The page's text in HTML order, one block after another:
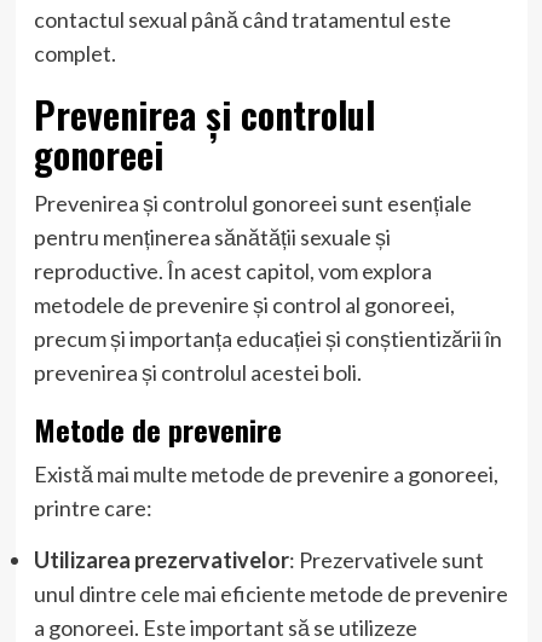
contactul sexual până când tratamentul este
complet.
Prevenirea și controlul
gonoreei
Prevenirea și controlul gonoreei sunt esențiale
pentru menținerea sănătății sexuale și
reproductive. În acest capitol, vom explora
metodele de prevenire și control al gonoreei,
precum și importanța educației și conștientizării în
prevenirea și controlul acestei boli.
Metode de prevenire
Există mai multe metode de prevenire a gonoreei,
printre care:
Utilizarea prezervativelor: Prezervativele sunt
unul dintre cele mai eficiente metode de prevenire
a gonoreei. Este important să se utilizeze